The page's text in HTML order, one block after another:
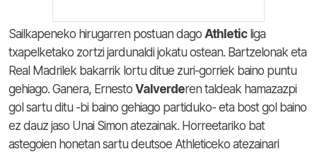
Sailkapeneko hirugarren postuan dago Athleticliga
txapelketako zortzi jardunaldi jokatu ostean. Bartzelonak eta
Real Madrilek bakarrik lortu ditue zuri-gorriek baino puntu
gehiago. Ganera, Ernesto Valverderen taldeak hamazazpi
gol sartu ditu -bi baino gehiago partiduko- eta bost gol baino
ez dauz jaso Unai Simon atezainak. Horreetariko bat
astegoien honetan sartu deutsoe Athleticeko atezainari